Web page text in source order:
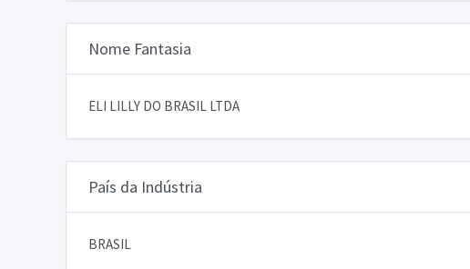
Nome Fantasia
ELI LILLY DO BRASIL LTDA
País da Indústria
BRASIL